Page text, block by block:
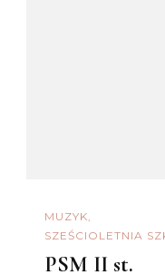
MUZYK
SZEŚCIOLETNIA
PSM II st.